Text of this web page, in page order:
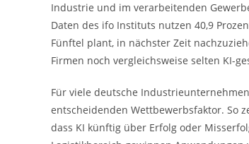
Industrie und im verarbeitenden
Daten des ifo Instituts nutzen 40,9
Fünftel plant, in nächster Zeit
Firmen noch vergleichsweise selten KI-
Für viele deutsche
entscheidenden Wettbewerbsfaktor. So
dass KI künftig über Erfolg oder